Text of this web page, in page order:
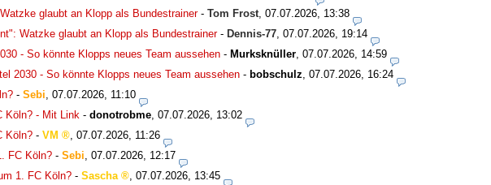
glaubt an Klopp als Bundestrainer- Tom Frost 07.07.2026, 13:38
Watzke glaubt an Klopp als Bundestrainer- Dennis-77 07.07.2026, 19:14
- So könnte Klopps neues Team aussehen - Murksknüller 07.07.2026, 14:59
2030 - So könnte Klopps neues Team aussehen - bobschulz 07.07.2026, 16:24
- Sebi 07.07.2026, 11:10
Köln? - Mit Link - donotrobme 07.07.2026, 13:02
Köln? - VM
07.07.2026, 11:26
FC Köln? - Sebi 07.07.2026, 12:17
1. FC Köln? - Sascha
07.07.2026, 13:45